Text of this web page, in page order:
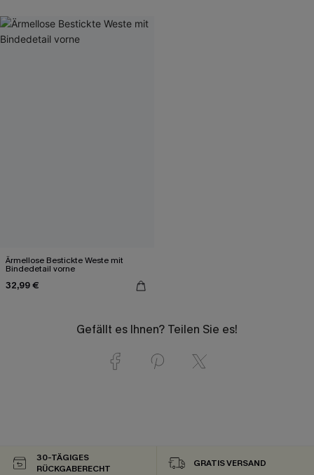
Ärmellose Bestickte Weste mit
Bindedetail vorne
32,99 €
Gefällt es Ihnen? Teilen Sie es!
30-TÄGIGES
RÜCKGABERECHT
GRATIS VERSAND